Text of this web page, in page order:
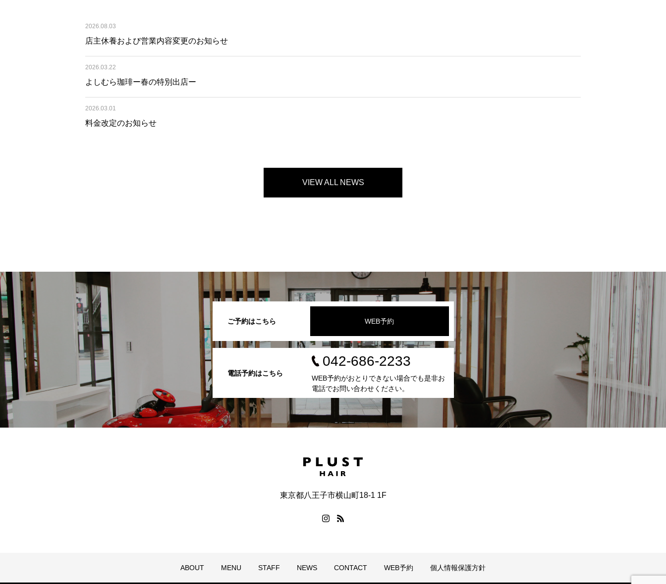
2026.08.03
店主休養および営業内容変更のお知らせ
2026.03.22
よしむら珈琲ー春の特別出店ー
2026.03.01
料金改定のお知らせ
VIEW ALL NEWS
ご予約はこちら WEB予約
電話予約はこちら
042-686-2233
WEB予約がおとりできない場合でも是非お
電話でお問い合わせください。
東京都八王子市横山町18-1 1F
ABOUT MENU STAFF NEWS CONTACT WEB予約 個人情報保護方針